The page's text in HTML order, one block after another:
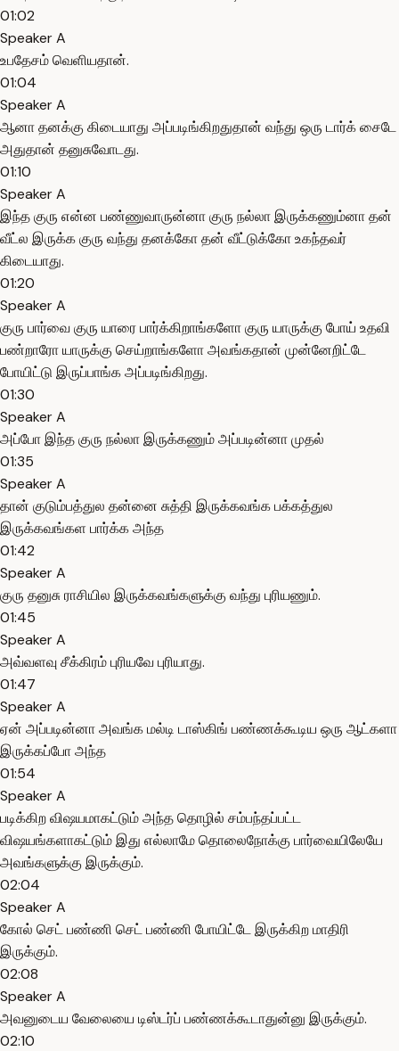
01:02
Speaker A
உபதேசம் வெளியதான்.
01:04
Speaker A
ஆனா தனக்கு கிடையாது அப்படிங்கிறதுதான் வந்து ஒரு டார்க் சைடே
அதுதான் தனுசுவோடது.
01:10
Speaker A
இந்த குரு என்ன பண்ணுவாருன்னா குரு நல்லா இருக்கணும்னா தன்
வீட்ல இருக்க குரு வந்து தனக்கோ தன் வீட்டுக்கோ உகந்தவர்
கிடையாது.
01:20
Speaker A
குரு பார்வை குரு யாரை பார்க்கிறாங்களோ குரு யாருக்கு போய் உதவி
பண்றாரோ யாருக்கு செய்றாங்களோ அவங்கதான் முன்னேறிட்டே
போயிட்டு இருப்பாங்க அப்படிங்கிறது.
01:30
Speaker A
அப்போ இந்த குரு நல்லா இருக்கணும் அப்படின்னா முதல்
01:35
Speaker A
தான் குடும்பத்துல தன்னை சுத்தி இருக்கவங்க பக்கத்துல
இருக்கவங்கள பார்க்க அந்த
01:42
Speaker A
குரு தனுசு ராசியில இருக்கவங்களுக்கு வந்து புரியணும்.
01:45
Speaker A
அவ்வளவு சீக்கிரம் புரியவே புரியாது.
01:47
Speaker A
ஏன் அப்படின்னா அவங்க மல்டி டாஸ்கிங் பண்ணக்கூடிய ஒரு ஆட்களா
இருக்கப்போ அந்த
01:54
Speaker A
படிக்கிற விஷயமாகட்டும் அந்த தொழில் சம்பந்தப்பட்ட
விஷயங்களாகட்டும் இது எல்லாமே தொலைநோக்கு பார்வையிலேயே
அவங்களுக்கு இருக்கும்.
02:04
Speaker A
கோல் செட் பண்ணி செட் பண்ணி போயிட்டே இருக்கிற மாதிரி
இருக்கும்.
02:08
Speaker A
அவனுடைய வேலையை டிஸ்டர்ப் பண்ணக்கூடாதுன்னு இருக்கும்.
02:10